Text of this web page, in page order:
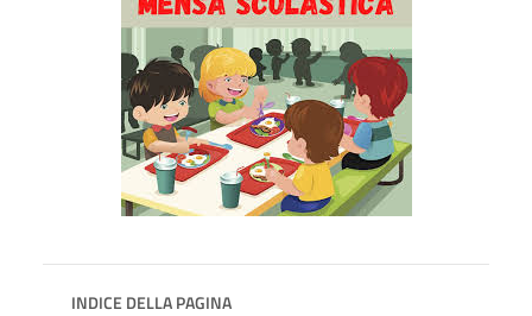
INDICE DELLA PAGINA